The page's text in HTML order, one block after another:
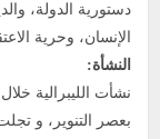
دستورية الدولة،
الإنسان، وحرية
النشأة:
نشأت الليبرالية
بعصر التنوير، و